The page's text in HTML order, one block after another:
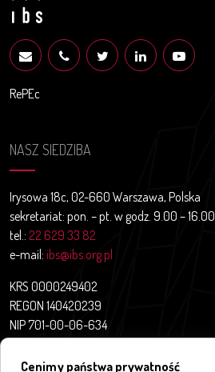
Cenimy państwa prywatność
RePEc
NASZ SIEDZIBA
Irysowa 18c, 02-660 Warszawa, Polska
sekretariat: pon. – pt. w godz. 9.00 – 16.00
tel.: 22 629 33 82
e-mail: ibs@ibs.org.pl
KRS 0000249402
REGON 140420239
NIP 701-00-06-634